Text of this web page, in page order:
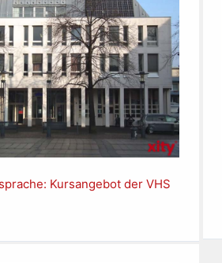
Kursangebot der VHS